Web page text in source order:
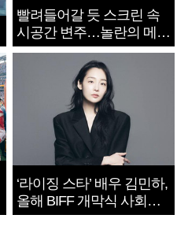
빨려들어갈 듯 스크린 속
시공간 변주…놀란의 메시
지는 ‘전쟁 속죄’
‘라이징 스타’ 배우 김민하,
올해 BIFF 개막식 사회자
확정